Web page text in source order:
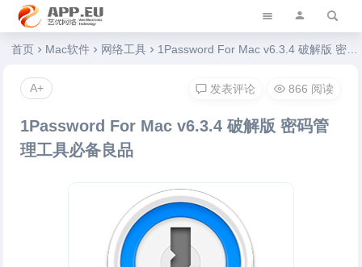
艺优软件乐园
首页 Mac软件 网络工具 1Password For Mac v6.3.4 破解版 密码管理工具必备良品
1Password For Mac v6.3.4 破解版 密码管
理工具必备良品
发表评论 866 阅读
A+